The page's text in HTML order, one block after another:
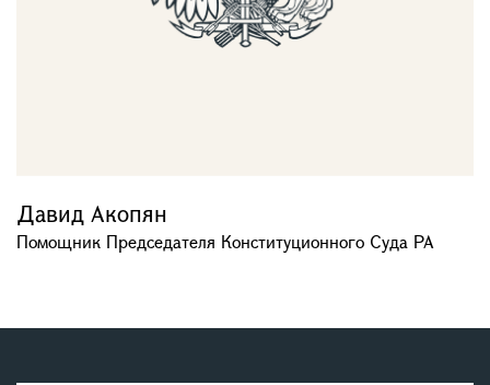
Давид Акопян
Помощник Председателя Конституционного Суда РА